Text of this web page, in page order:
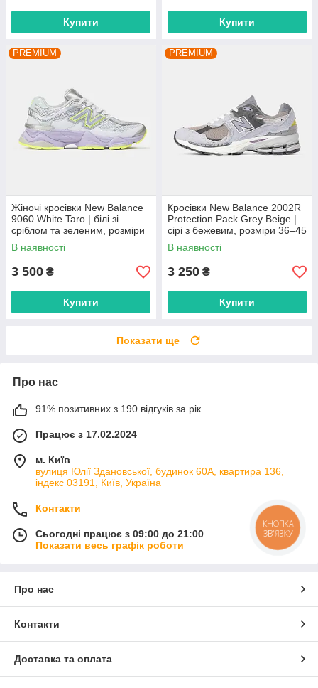
Купити Купити
PREMIUM
Жіночі кросівки New Balance
9060 White Taro | білі зі
сріблом та зеленим, розміри
36–41
В наявності
3 500 ₴
Купити
PREMIUM
Кросівки New Balance 2002R
Protection Pack Grey Beige |
сірі з бежевим, розміри 36–45
В наявності
3 250 ₴
Купити
Показати ще
Про нас
91% позитивних з 190 відгуків за рік
Працює з 17.02.2024
м. Київ
вулиця Юлії Здановської, будинок 60А, квартира 136,
індекс 03191, Київ, Україна
Контакти
Сьогодні працює з 09:00 до 21:00
Показати весь графік роботи
Про нас
Контакти
Доставка та оплата
КНОПКА
ЗВ'ЯЗКУ